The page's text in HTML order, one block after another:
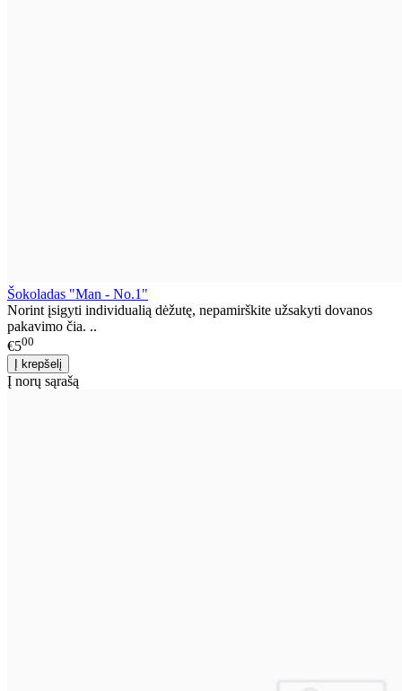
Šokoladas "Man - No.1"
Norint įsigyti individualią dėžutę, nepamirškite užsakyti dovanos
pakavimo čia. ..
€500
Į norų sąrašą